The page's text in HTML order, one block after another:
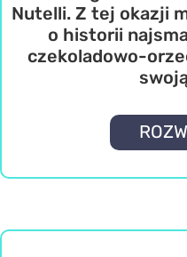
Nutelli. Z tej okazji
o historii
czekoladowo-